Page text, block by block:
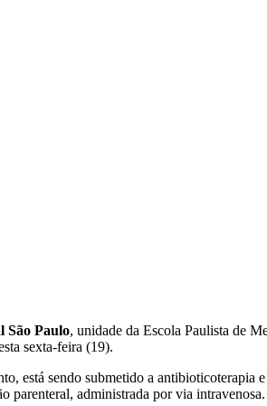
São Paulo, unidade da Escola Paulista de
sexta-feira (19).
está sendo submetido a antibioticoterapia
parenteral, administrada por via intravenosa.